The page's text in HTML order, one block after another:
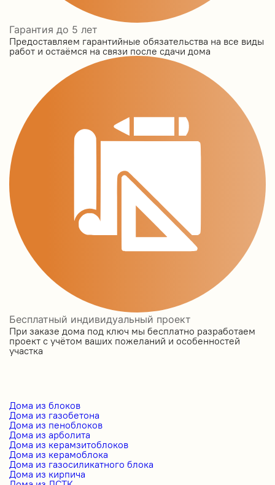
Гарантия до 5 лет
Предоставляем гарантийные обязательства на все виды
работ и остаёмся на связи после сдачи дома
Бесплатный индивидуальный проект
При заказе дома под ключ мы бесплатно разработаем
проект с учётом ваших пожеланий и особенностей
участка
Дома из блоков
Дома из газобетона
Дома из пеноблоков
Дома из арболита
Дома из керамзитоблоков
Дома из керамоблока
Дома из газосиликатного блока
Дома из кирпича